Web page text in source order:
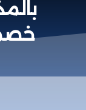
خصم 40% –